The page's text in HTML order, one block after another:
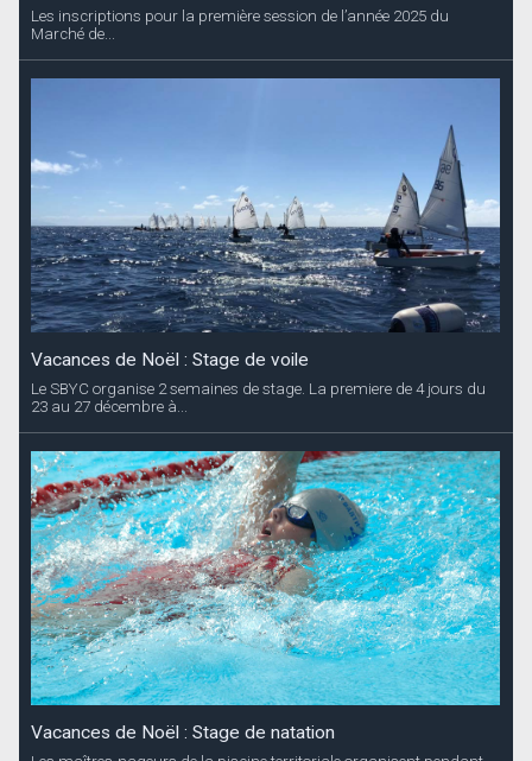
Les inscriptions pour la première session de l’année 2025 du
Marché de...
Vacances de Noël : Stage de voile
Le SBYC organise 2 semaines de stage. La premiere de 4 jours du
23 au 27 décembre à...
Vacances de Noël : Stage de natation